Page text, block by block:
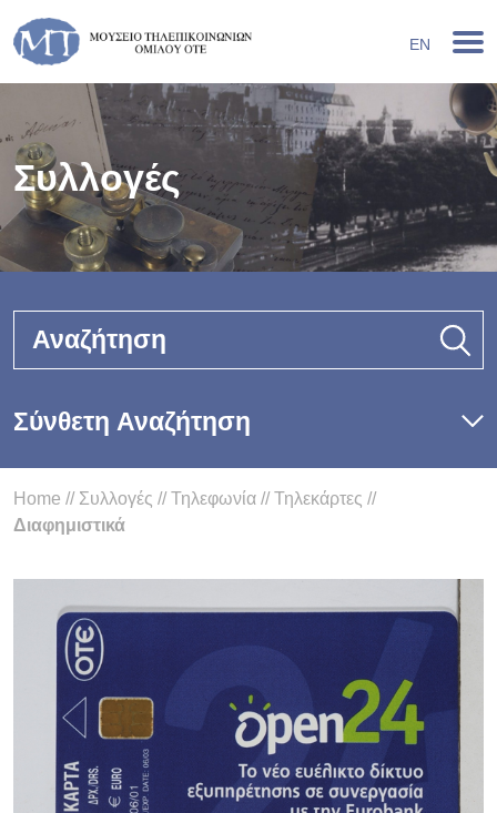
EN
Συλλογές
Αναζήτηση
Σύνθετη Αναζήτηση
Home // Συλλογές //Τηλεφωνία //Τηλεκάρτες //
Διαφημιστικά